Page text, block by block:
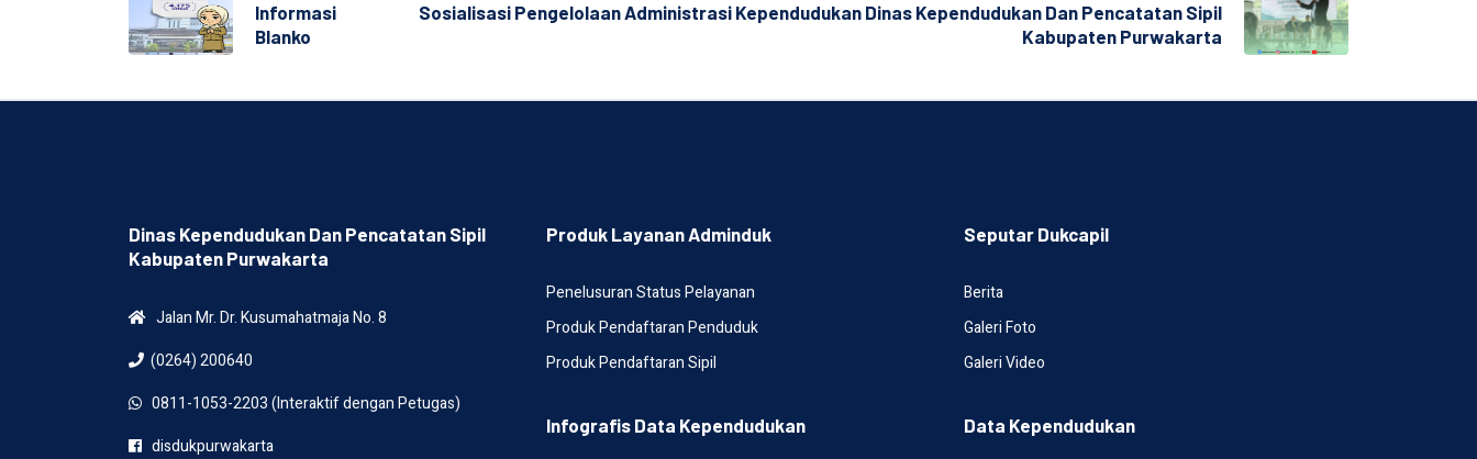
Informasi
Blanko
Sosialisasi Pengelolaan Administrasi Kependudukan Dinas Kependudukan Dan Pencatatan Sipil
Kabupaten Purwakarta
Dinas Kependudukan Dan Pencatatan Sipil
Kabupaten Purwakarta
Jalan Mr. Dr. Kusumahatmaja No. 8
(0264) 200640
0811-1053-2203 (Interaktif dengan Petugas)
disdukpurwakarta
Produk Layanan Adminduk
Penelusuran Status Pelayanan
Produk Pendaftaran Penduduk
Produk Pendaftaran Sipil
Infografis Data Kependudukan
Seputar Dukcapil
Berita
Galeri Foto
Galeri Video
Data Kependudukan